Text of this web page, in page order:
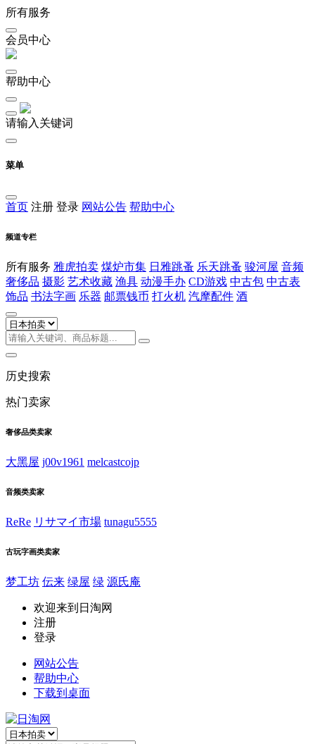
所有服务
会员中心
帮助中心
请输入关键词
菜单
首页 注册 登录 网站公告 帮助中心
频道专栏
所有服务 雅虎拍卖 煤炉市集 日雅跳蚤 乐天跳蚤 骏河屋 音频
奢侈品 摄影 艺术收藏 渔具 动漫手办 CD游戏 中古包 中古表
饰品 书法字画 乐器 邮票钱币 打火机 汽摩配件 酒
历史搜索
热门卖家
奢侈品类卖家
大黑屋 j00v1961 melcastcojp
音频类卖家
ReRe リサマイ市場 tunagu5555
古玩字画类卖家
梦工坊 伝来 绿屋 绿 源氏庵
欢迎来到日淘网
注册
登录
网站公告
帮助中心
下载到桌面